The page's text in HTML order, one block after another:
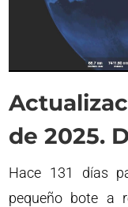
de 2025.
Hace 131 días
pequeño bote a